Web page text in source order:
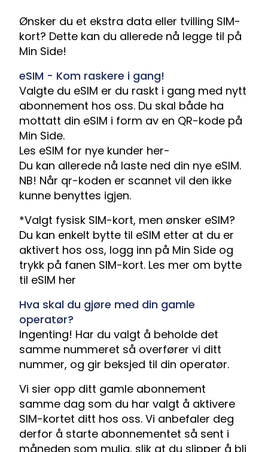
Ønsker du et ekstra data eller tvilling SIM-
kort? Dette kan du allerede nå legge til på
Min Side!
eSIM - Kom raskere i gang!
Valgte du eSIM er du raskt i gang med nytt
abonnement hos oss. Du skal både ha
mottatt din eSIM i form av en QR-kode på
Min Side.
Les eSIM for nye kunder her-
Du kan allerede nå laste ned din nye eSIM.
NB! Når qr-koden er scannet vil den ikke
kunne benyttes igjen.
*Valgt fysisk SIM-kort, men ønsker eSIM?
Du kan enkelt bytte til eSIM etter at du er
aktivert hos oss, logg inn på Min Side og
trykk på fanen SIM-kort. Les mer om bytte
til eSIM her
Hva skal du gjøre med din gamle
operatør?
Ingenting! Har du valgt å beholde det
samme nummeret så overfører vi ditt
nummer, og gir beksjed til din operatør.
Vi sier opp ditt gamle abonnement
samme dag som du har valgt å aktivere
SIM-kortet ditt hos oss. Vi anbefaler deg
derfor å starte abonnementet så sent i
måneden som mulig, slik at du slipper å bli